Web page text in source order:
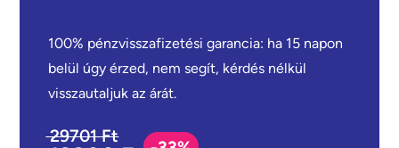
100% pénzvisszafizetési garancia: ha 15 napon
belül úgy érzed, nem segít, kérdés nélkül
visszautaljuk az árát.
29701 Ft